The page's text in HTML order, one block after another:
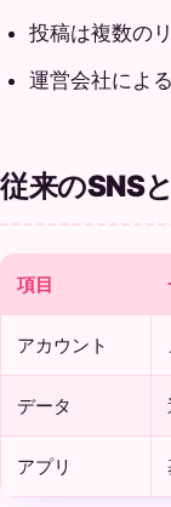
投稿は複数の
運営会社によ
従来のSNS
項目
アカウント
データ
アプリ